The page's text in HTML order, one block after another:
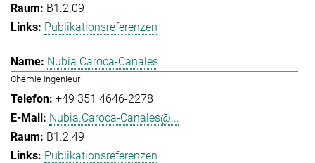
B1.2.09
Publikationsreferenzen
Nubia Caroca-Canales
Chemie Ingenieur
+49 351 4646-2278
Nubia.Caroca-Canales@...
B1.2.49
Publikationsreferenzen